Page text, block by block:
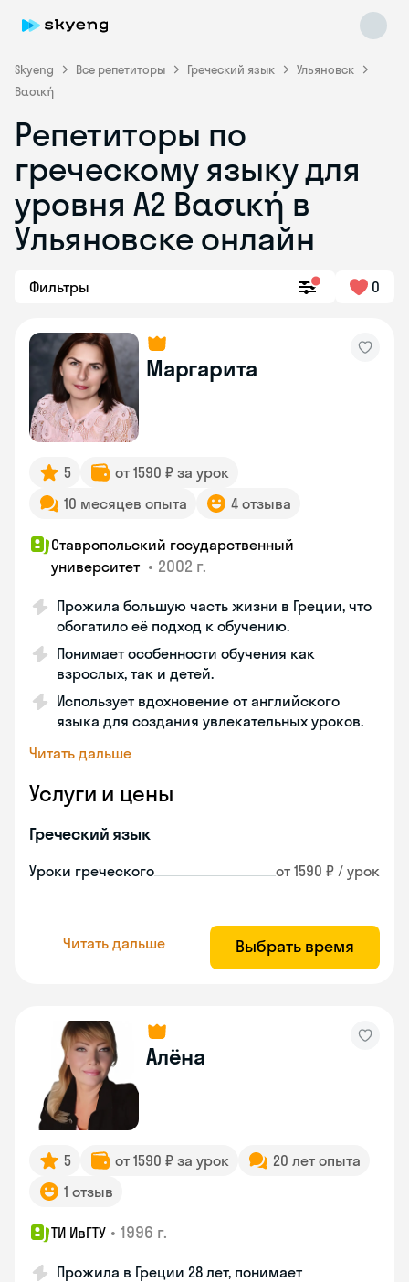
Skyeng Все репетиторы Греческий язык
Ульяновск
Βασική
Репетиторы по
греческому языку для
уровня Α2 Βασική в
Ульяновске онлайн
Фильтры 0
Маргарита
5
от 1590 ₽ за урок
10 месяцев опыта
4 отзыва
Ставропольский государственный
университет • 2002 г.
Прожила большую часть жизни в Греции, что
обогатило её подход к обучению.
Понимает особенности обучения как
взрослых, так и детей.
Использует вдохновение от английского
языка для создания увлекательных уроков.
Читать дальше
Услуги и цены
Греческий язык
Уроки греческого от 1590 ₽ / урок
Читать дальше Выбрать время
Алёна
5 от 1590 ₽ за урок
20 лет опыта
1 отзыв
ТИ ИвГТУ • 1996 г.
Прожила в Греции 28 лет, понимает
Skyeng Chat
online